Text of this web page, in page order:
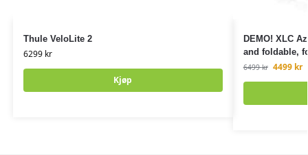
Thule VeloLite 2
6299 kr
Kjøp
DEMO! XLC
and foldable,
6499kr 4499 kr